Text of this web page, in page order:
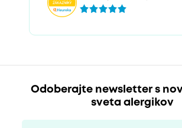
Odoberajte newsletter s
sveta alergikov